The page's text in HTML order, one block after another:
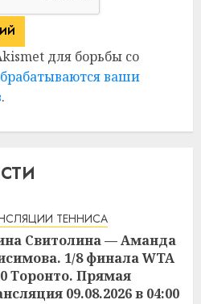
для борьбы со
ваши
.
ТЕННИСА
Свитолина — Аманда
1/8 финала WTA
Торонто. Прямая
09.08.2026 в 04:00